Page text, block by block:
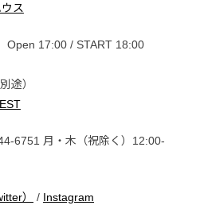
ス
Open 17:00 / START 18:00
途）
6751 月・木（祝除く）12:00-
） / Instagram